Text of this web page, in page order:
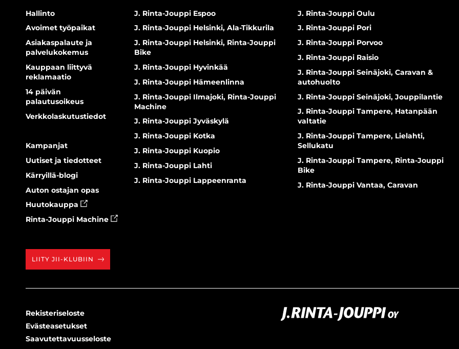
Hallinto
Avoimet työpaikat
Asiakaspalaute ja
palvelukokemus
Kauppaan liittyvä
reklamaatio
14 päivän
palautusoikeus
Verkkolaskutustiedot
Kampanjat
Uutiset ja tiedotteet
Kärryillä-blogi
Auton ostajan opas
Huutokauppa
Rinta-Jouppi Machine
J. Rinta-Jouppi Espoo
J. Rinta-Jouppi Helsinki, Ala-Tikkurila
J. Rinta-Jouppi Helsinki, Rinta-Jouppi
Bike
J. Rinta-Jouppi Hyvinkää
J. Rinta-Jouppi Hämeenlinna
J. Rinta-Jouppi Ilmajoki, Rinta-Jouppi
Machine
J. Rinta-Jouppi Jyväskylä
J. Rinta-Jouppi Kotka
J. Rinta-Jouppi Kuopio
J. Rinta-Jouppi Lahti
J. Rinta-Jouppi Lappeenranta
J. Rinta-Jouppi Oulu
J. Rinta-Jouppi Pori
J. Rinta-Jouppi Porvoo
J. Rinta-Jouppi Raisio
J. Rinta-Jouppi Seinäjoki, Caravan &
autohuolto
J. Rinta-Jouppi Seinäjoki, Jouppilantie
J. Rinta-Jouppi Tampere, Hatanpään
valtatie
J. Rinta-Jouppi Tampere, Lielahti,
Sellukatu
J. Rinta-Jouppi Tampere, Rinta-Jouppi
Bike
J. Rinta-Jouppi Vantaa, Caravan
LIITY JII-KLUBIIN
Rekisteriseloste
Evästeasetukset
Saavutettavuusseloste